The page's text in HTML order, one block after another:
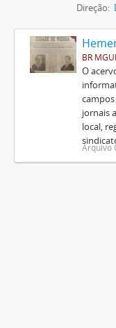
Direção:
BR
O
jornais
local,
Arquivo